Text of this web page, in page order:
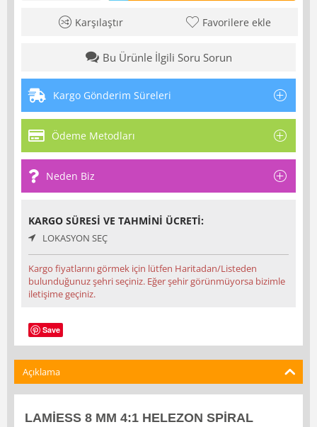
Karşılaştır Favorilere ekle
Bu Ürünle İlgili Soru Sorun
Kargo Gönderim Süreleri
Ödeme Metodları
Neden Biz
KARGO SÜRESI VE TAHMINI ÜCRETI:
LOKASYON SEÇ
Kargo fiyatlarını görmek için lütfen Haritadan/Listeden
bulunduğunuz şehri seçiniz. Eğer şehir görünmüyorsa bizimle
iletişime geçiniz.
Save
Açıklama
LAMİESS 8 MM 4:1 HELEZON SPİRAL